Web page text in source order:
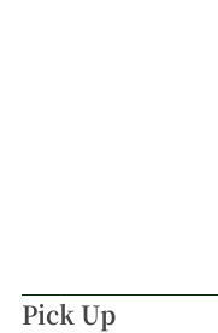
Pick Up